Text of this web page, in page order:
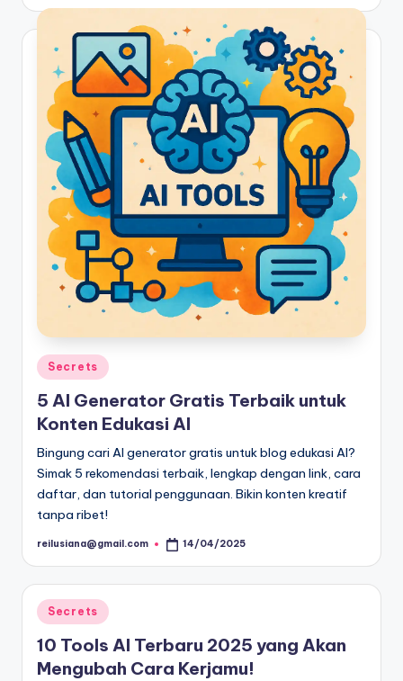
Posted
in
Secrets
5 AI Generator Gratis Terbaik untuk
Konten Edukasi AI
Bingung cari AI generator gratis untuk blog edukasi AI?
Simak 5 rekomendasi terbaik, lengkap dengan link, cara
daftar, dan tutorial penggunaan. Bikin konten kreatif
tanpa ribet!
Posted
reilusiana@gmail.com 14/04/2025
Posted
in
Secrets
10 Tools AI Terbaru 2025 yang Akan
Mengubah Cara Kerjamu!